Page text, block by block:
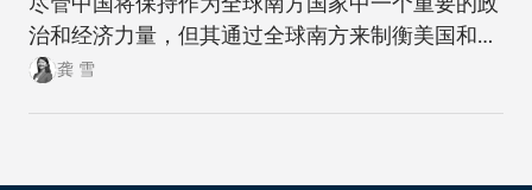
治和经济力量，但其通过全球南方来制衡美国和全
球北方的雄心计划远非十拿九稳。
龚 雪